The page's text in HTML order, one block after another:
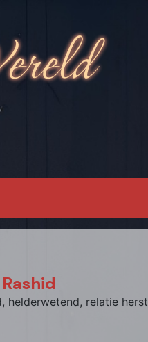
helderwetend, relatie